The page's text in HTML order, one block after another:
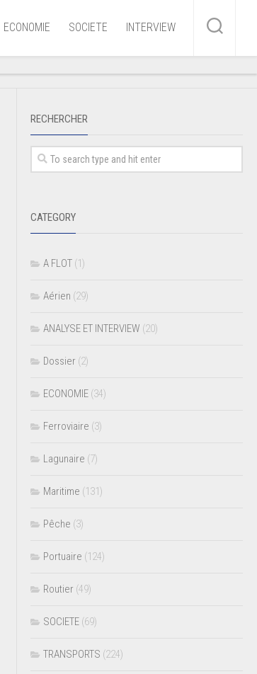
ECONOMIE SOCIETE INTERVIEW
RECHERCHER
CATEGORY
A FLOT (1)
Aérien (29)
ANALYSE ET INTERVIEW (20)
Dossier (2)
ECONOMIE (34)
Ferroviaire (3)
Lagunaire (7)
Maritime (131)
Pêche (3)
Portuaire (124)
Routier (49)
SOCIETE (69)
TRANSPORTS (224)